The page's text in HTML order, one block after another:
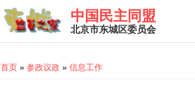
中国民主同盟
北京市东城区委员会
You are here
首页 » 参政议政 » 信息工作